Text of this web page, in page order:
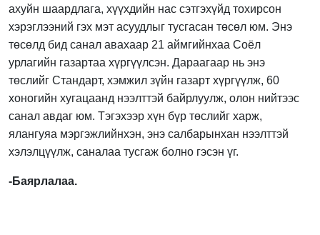
ахуйн шаардлага, хүүхдийн нас сэтгэхүйд тохирсон
хэрэглээний гэх мэт асуудлыг тусгасан төсөл юм. Энэ
төсөлд бид санал авахаар 21 аймгийнхаа Соёл
урлагийн газартаа хүргүүлсэн. Дараагаар нь энэ
төслийг Стандарт, хэмжил зүйн газарт хүргүүлж, 60
хоногийн хугацаанд нээлттэй байрлуулж, олон нийтээс
санал авдаг юм. Тэгэхээр хүн бүр төслийг харж,
ялангуяа мэргэжлийнхэн, энэ салбарынхан нээлттэй
хэлэлцүүлж, саналаа тусгаж болно гэсэн үг.
-Баярлалаа.